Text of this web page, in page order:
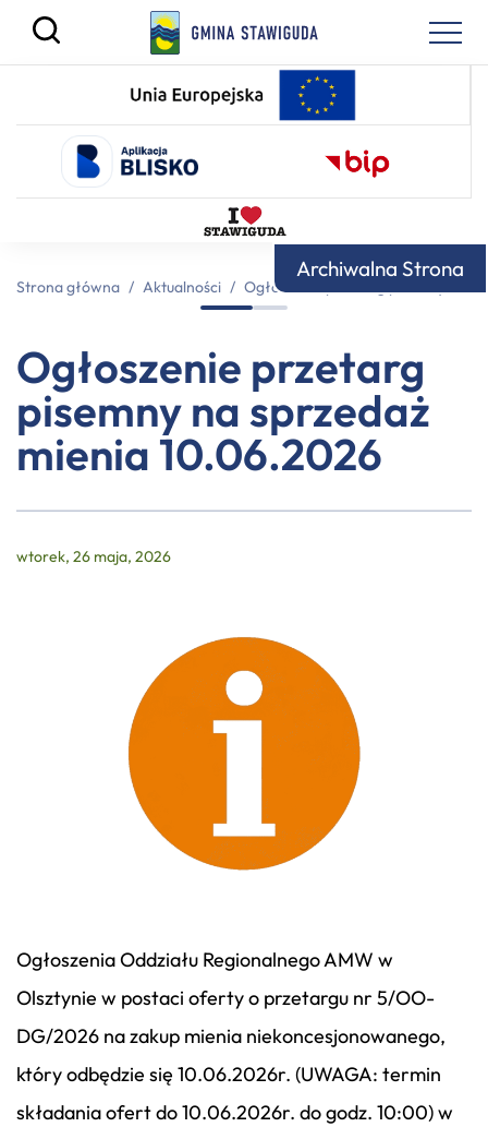
Archiwalna Strona
Strona główna / Aktualności / Ogłoszenie przetarg pisemny na
Ogłoszenie przetarg
pisemny na sprzedaż
mienia 10.06.2026
wtorek, 26 maja, 2026
Ogłoszenia Oddziału Regionalnego AMW w
Olsztynie w postaci oferty o przetargu nr 5/OO-
DG/2026 na zakup mienia niekoncesjonowanego,
który odbędzie się 10.06.2026r. (UWAGA: termin
składania ofert do 10.06.2026r. do godz. 10:00) w